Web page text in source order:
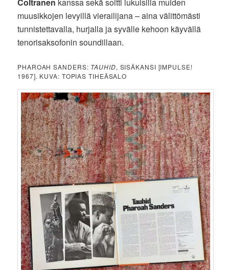
muusikkojen levyillä vierailijana – aina välittömästi
tunnistettavalla, hurjalla ja syvälle kehoon käyvällä
tenorisaksofonin soundillaan.
PHAROAH SANDERS: TAUHID, SISÄKANSI [IMPULSE!
1967]. KUVA: TOPIAS TIHEÄSALO